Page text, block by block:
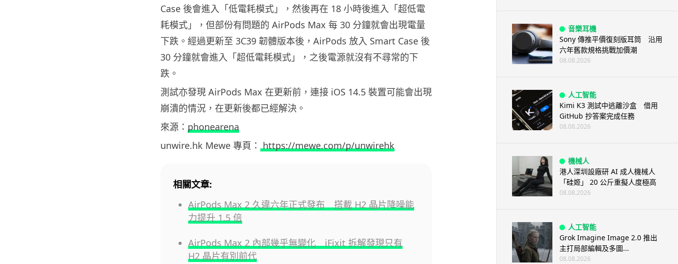
Case 後會進入「低電耗模式」，然後再在 18 小時後進入「超低電
耗模式」，但部份有問題的 AirPods Max 每 30 分鐘就會出現電量
下跌。經過更新至 3C39 韌體版本後，AirPods 放入 Smart Case 後
30 分鐘就會進入「超低電耗模式」，之後電源就沒有不尋常的下
跌。
測試亦發現 AirPods Max 在更新前，連接 iOS 14.5 裝置可能會出現
崩潰的情況，在更新後都已經解決。
來源： phonearena
unwire.hk Mewe 專頁： https://mewe.com/p/unwirehk
相關文章:
AirPods Max 2 久違六年正式發布 搭載 H2 晶片降噪能
力提升 1.5 倍
AirPods Max 2 內部幾乎無變化 iFixit 拆解發現只有
H2 晶片有別前代
音樂耳機
Sony 傳推平價復刻版耳筒 沿用
六年舊款規格挑戰加價潮
08.08.2026
人工智能
Kimi K3 測試中逃離沙盒 借用
GitHub 抄答案完成任務
08.08.2026
機械人
港人深圳設廠研 AI 成人機械人
「硅姬」 20 公斤重擬人度極高
08.08.2026
人工智能
Grok Imagine Image 2.0 推出
主打局部編輯及多圖...
08.08.2026